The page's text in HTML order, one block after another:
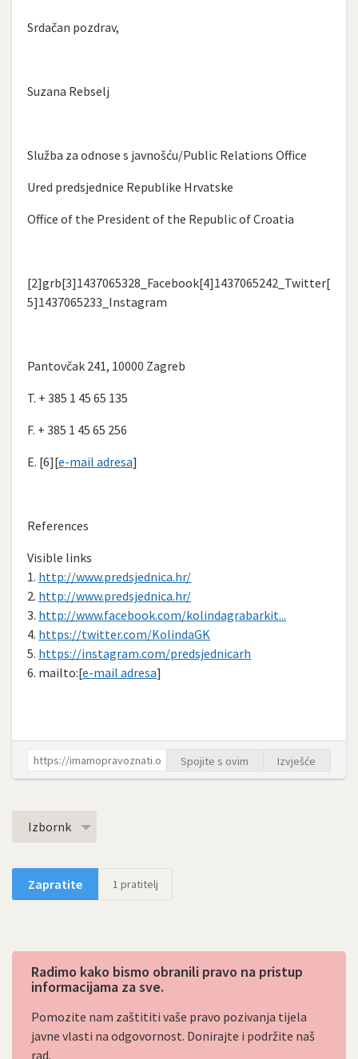
Srdačan pozdrav,
Suzana Rebselj
Služba za odnose s javnošću/Public Relations Office
Ured predsjednice Republike Hrvatske
Office of the President of the Republic of Croatia
[2]grb[3]1437065328_Facebook[4]1437065242_Twitter[
5]1437065233_Instagram
Pantovčak 241, 10000 Zagreb
T. + 385 1 45 65 135
F. + 385 1 45 65 256
E. [6][e-mail adresa]
References
Visible links
1. http://www.predsjednica.hr/
2. http://www.predsjednica.hr/
3. http://www.facebook.com/kolindagrabarkit...
4. https://twitter.com/KolindaGK
5. https://instagram.com/predsjednicarh
6. mailto:[e-mail adresa]
Spojite s ovim Izvješće
Izbornk
Zapratite 1 pratitelj
Radimo kako bismo obranili pravo na pristup
informacijama za sve.
Pomozite nam zaštititi vaše pravo pozivanja tijela
javne vlasti na odgovornost. Donirajte i podržite naš
rad.